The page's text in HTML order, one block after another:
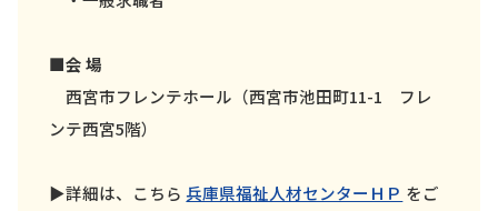
■会 場
西宮市フレンテホール（西宮市池田町11-1 フレ
ンテ西宮5階）
▶詳細は、こちら 兵庫県福祉人材センターＨＰ をご